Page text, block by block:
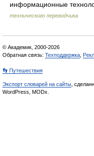
информационные
технического переводчика
© Академик, 2000-2026
Обратная связь: Техподдержка
👣 Путешествия
Экспорт словарей на сайты ,
WordPress, MODx.